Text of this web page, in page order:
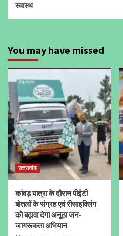
स्वास्थ
You may have missed
उत्तराखंड
कांवड़ यात्रा के दौरान पीईटी
बोतलों के संग्रह एवं रीसाइक्लिंग
को बढ़ावा देगा अनूठा जन-
जागरूकता अभियान